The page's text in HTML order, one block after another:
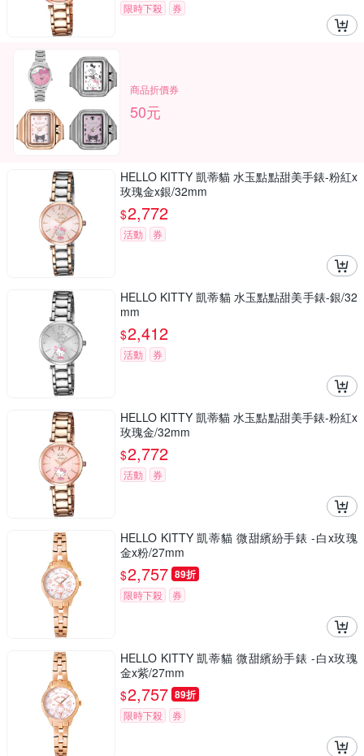
限時下殺 券
商品折價券
50元
HELLO KITTY 凱蒂貓 水玉點點甜美手錶-粉紅x
玫瑰金x銀/32mm
$2,772
活動 券
HELLO KITTY 凱蒂貓 水玉點點甜美手錶-銀/32
mm
$2,412
活動 券
HELLO KITTY 凱蒂貓 水玉點點甜美手錶-粉紅x
玫瑰金/32mm
$2,772
活動 券
HELLO KITTY 凱蒂貓 微甜繽紛手錶 -白x玫瑰
金x粉/27mm
$2,757 89折
限時下殺 券
HELLO KITTY 凱蒂貓 微甜繽紛手錶 -白x玫瑰
金x紫/27mm
$2,757 89折
限時下殺 券